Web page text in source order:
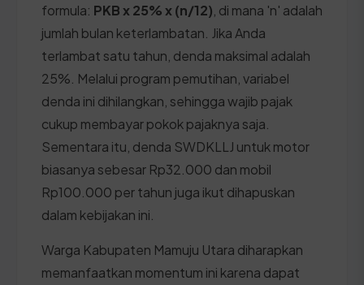
formula: PKB x 25% x (n/12) , di mana 'n' adalah
jumlah bulan keterlambatan. Jika Anda
terlambat satu tahun, denda maksimal adalah
25%. Melalui program pemutihan, variabel
denda ini dihilangkan, sehingga wajib pajak
cukup membayar pokok pajaknya saja.
Sementara itu, denda SWDKLLJ untuk motor
biasanya sebesar Rp32.000 dan mobil
Rp100.000 per tahun juga ikut dihapuskan
dalam kebijakan ini.
Warga Kabupaten Mamuju Utara diharapkan
memanfaatkan momentum ini karena dapat